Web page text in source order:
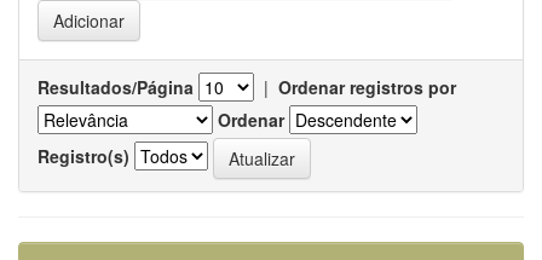
Resultados/Página | Ordenar registros por
Ordenar
Registro(s)